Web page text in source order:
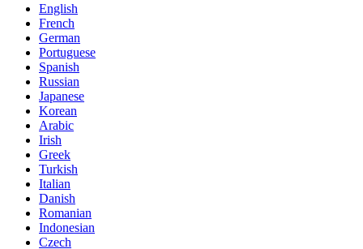
English
French
German
Portuguese
Spanish
Russian
Japanese
Korean
Arabic
Irish
Greek
Turkish
Italian
Danish
Romanian
Indonesian
Czech